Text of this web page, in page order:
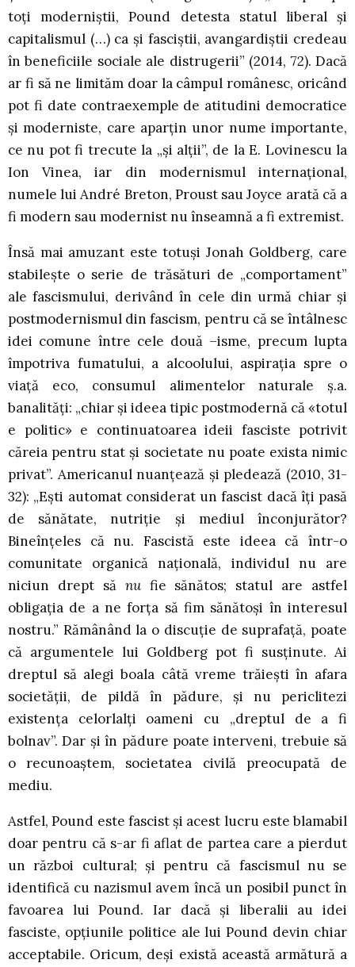
toți moderniștii, Pound detesta statul liberal și
capitalismul (…) ca și fasciștii, avangardiștii credeau
în beneficiile sociale ale distrugerii” (2014, 72). Dacă
ar fi să ne limităm doar la câmpul românesc, oricând
pot fi date contraexemple de atitudini democratice
și moderniste, care aparțin unor nume importante,
ce nu pot fi trecute la „și alții”, de la E. Lovinescu la
Ion Vinea, iar din modernismul internațional,
numele lui André Breton, Proust sau Joyce arată că a
fi modern sau modernist nu înseamnă a fi extremist.
Însă mai amuzant este totuși Jonah Goldberg, care
stabilește o serie de trăsături de „comportament”
ale fascismului, derivând în cele din urmă chiar și
postmodernismul din fascism, pentru că se întâlnesc
idei comune între cele două –isme, precum lupta
împotriva fumatului, a alcoolului, aspirația spre o
viață eco, consumul alimentelor naturale ș.a.
banalități: „chiar și ideea tipic postmodernă că «totul
e politic» e continuatoarea ideii fasciste potrivit
căreia pentru stat și societate nu poate exista nimic
privat”. Americanul nuanțează și pledează (2010, 31-
32): „Ești automat considerat un fascist dacă îți pasă
de sănătate, nutriție și mediul înconjurător?
Bineînțeles că nu. Fascistă este ideea că într-o
comunitate organică națională, individul nu are
niciun drept să nufie sănătos; statul are astfel
obligația de a ne forța să fim sănătoși în interesul
nostru.” Rămânând la o discuție de suprafață, poate
că argumentele lui Goldberg pot fi susținute. Ai
dreptul să alegi boala câtă vreme trăiești în afara
societății, de pildă în pădure, și nu periclitezi
existența celorlalți oameni cu „dreptul de a fi
bolnav”. Dar și în pădure poate interveni, trebuie să
o recunoaștem, societatea civilă preocupată de
mediu.
Astfel, Pound este fascist și acest lucru este blamabil
doar pentru că s-ar fi aflat de partea care a pierdut
un război cultural; și pentru că fascismul nu se
identifică cu nazismul avem încă un posibil punct în
favoarea lui Pound. Iar dacă și liberalii au idei
fasciste, opțiunile politice ale lui Pound devin chiar
acceptabile. Oricum, deși există această armătură a